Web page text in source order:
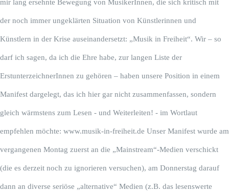
Kontakt
mir lang ersehnte Bewegung von MusikerInnen, die sich kritisch mit
der noch immer ungeklärten Situation von Künstlerinnen und
Künstlern in der Krise auseinandersetzt: „Musik in Freiheit“. Wir – so
darf ich sagen, da ich die Ehre habe, zur langen Liste der
ErstunterzeichnerInnen zu gehören – haben unsere Position in einem
Manifest dargelegt, das ich hier gar nicht zusammenfassen, sondern
gleich wärmstens zum Lesen - und Weiterleiten! - im Wortlaut
empfehlen möchte: www.musik-in-freiheit.de Unser Manifest wurde am
vergangenen Montag zuerst an die „Mainstream“-Medien verschickt
(die es derzeit noch zu ignorieren versuchen), am Donnerstag darauf
dann an diverse seriöse „alternative“ Medien (z.B. das lesenswerte